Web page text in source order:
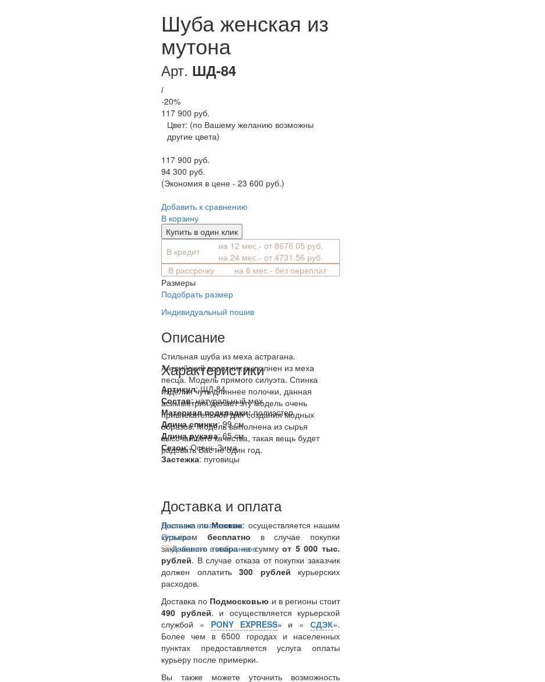
Шуба женская из
мутона
Арт. ШД-84
i
-20%
117 900 руб.
Цвет: (по Вашему желанию возможны
другие цвета)
117 900 руб.
94 300 руб.
(Экономия в цене - 23 600 руб.)
Добавить к сравнению
В корзину
Купить в один клик
В кредит
на 12 мес.- от 8676.05 руб.
на 24 мес.- от 4731.56 руб.
В рассрочку
на 6 мес.- без переплат
Размеры
Подобрать размер
Индивидуальный пошив
Описание
Стильная шуба из меха астрагана.
Английский воротник выполнен из меха
песца. Модель прямого силуэта. Спинка
изделия чуть длиннее полочки, данная
асимметрия делает эту модель очень
привлекательной для создания модных
образов. Модель выполнена из сырья
высочайшего качества, такая вещь будет
радовать Вас не один год.
Характеристики
Артикул: ШД-84
Состав:натуральный мех
Материал подкладки: полиэстер
Длина спинки: 99 см
Длина рукава: 65 см
Сезон: Осень-Зима
Застежка: пуговицы
Доставка и оплата
Доставка поМоскве: осуществляется нашим
курьером бесплатно в случае покупки
заказанного товара на суммуот 5 000 тыс.
рублей. В случае отказа от покупки заказчик
должен оплатить 300 рублей курьерских
расходов.
Доставка по Подмосковью и в регионы стоит
490 рублей. и осуществляется курьерской
службой « PONY EXPRESS» и «СДЭК».
Более чем в 6500 городах и населенных
пунктах предоставляется услуга оплаты
курьеру после примерки.
Вы также можете уточнить возможность
Наличие в магазинах
Отзывы
Добавить в избранное